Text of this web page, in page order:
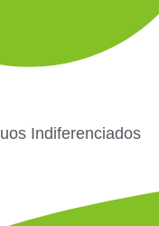
Indiferenciados